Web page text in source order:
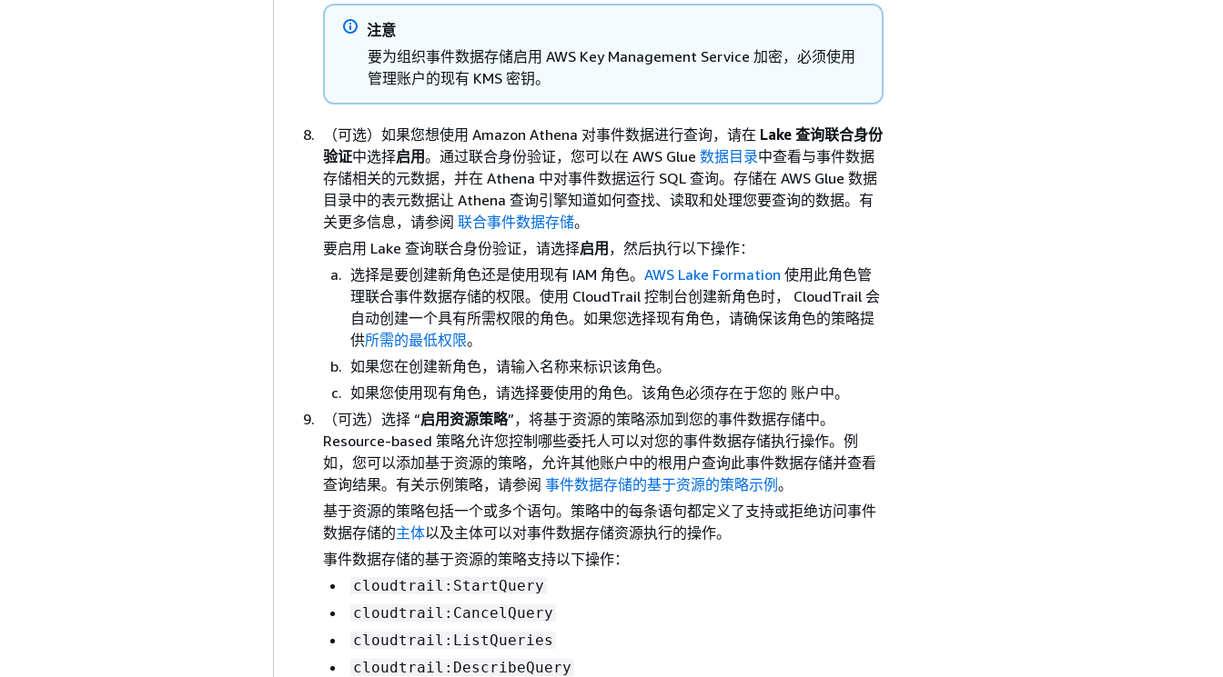
注意
要为组织事件数据存储启用 AWS Key Management Service 加密，必须使用
管理账户的现有 KMS 密钥。
（可选）如果您想使用 Amazon Athena 对事件数据进行查询，请在 Lake 查询联合身份
验证中选择启用。通过联合身份验证，您可以在 AWS Glue 数据目录中查看与事件数据
存储相关的元数据，并在 Athena 中对事件数据运行 SQL 查询。存储在 AWS Glue 数据
目录中的表元数据让 Athena 查询引擎知道如何查找、读取和处理您要查询的数据。有
关更多信息，请参阅 联合事件数据存储。
要启用 Lake 查询联合身份验证，请选择启用，然后执行以下操作：
选择是要创建新角色还是使用现有 IAM 角色。 AWS Lake Formation 使用此角色管
理联合事件数据存储的权限。使用 CloudTrail 控制台创建新角色时， CloudTrail 会
自动创建一个具有所需权限的角色。如果您选择现有角色，请确保该角色的策略提
供所需的最低权限。
如果您在创建新角色，请输入名称来标识该角色。
如果您使用现有角色，请选择要使用的角色。该角色必须存在于您的 账户中。
（可选）选择 “启用资源策略”，将基于资源的策略添加到您的事件数据存储中。
Resource-based 策略允许您控制哪些委托人可以对您的事件数据存储执行操作。例
如，您可以添加基于资源的策略，允许其他账户中的根用户查询此事件数据存储并查看
查询结果。有关示例策略，请参阅 事件数据存储的基于资源的策略示例。
基于资源的策略包括一个或多个语句。策略中的每条语句都定义了支持或拒绝访问事件
数据存储的主体以及主体可以对事件数据存储资源执行的操作。
事件数据存储的基于资源的策略支持以下操作：
cloudtrail:StartQuery
cloudtrail:CancelQuery
cloudtrail:ListQueries
cloudtrail:DescribeQuery